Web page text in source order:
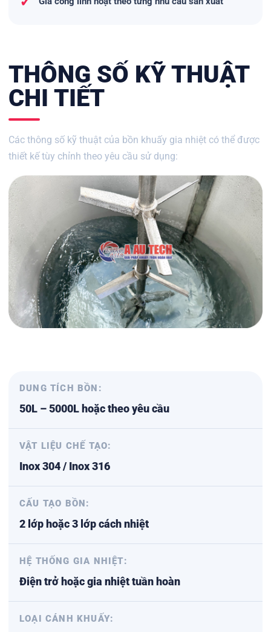
THÔNG SỐ KỸ THUẬT
CHI TIẾT
Các thông số kỹ thuật của bồn khuấy gia nhiệt có thể được
thiết kế tùy chỉnh theo yêu cầu sử dụng:
DUNG TÍCH BỒN:
50L – 5000L hoặc theo yêu cầu
VẬT LIỆU CHẾ TẠO:
Inox 304 / Inox 316
CẤU TẠO BỒN:
2 lớp hoặc 3 lớp cách nhiệt
HỆ THỐNG GIA NHIỆT:
Điện trở hoặc gia nhiệt tuần hoàn
LOẠI CÁNH KHUẤY: